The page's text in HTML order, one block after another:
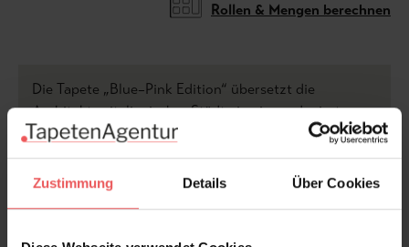
Zustimmung Details Über Cookies
Rollen & Mengen berechnen
Die Tapete „Blue–Pink Edition“ übersetzt die
Architektur italienischer Städte in eine reduzierte,
grafische Formsprache. Abstrakte Gebäude, Bögen
und Türme fügen sich zu einem lebendigen Muster,
das an gewachsene Stadtlandschaften erinnert.